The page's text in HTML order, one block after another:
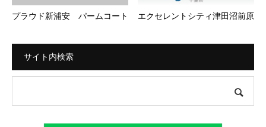
プラウド新浦安 パームコート エクセレントシティ津田沼前原
サイト内検索